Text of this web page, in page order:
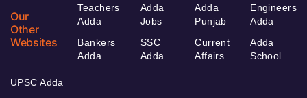
Our
Other
Websites
Teachers
Adda
Bankers
Adda
Adda
Jobs
SSC
Adda
Adda
Punjab
Current
Affairs
Engineers
Adda
Adda
School
UPSC Adda